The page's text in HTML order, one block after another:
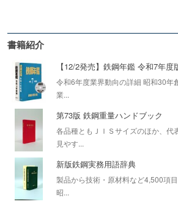
書籍紹介
【12/2発売】鉄鋼年鑑 令和7年度
令和6年度業界動向の詳細 昭和30年
業...
第73版 鉄鋼重量ハンドブック
各品種ともＪＩＳサイズのほか、代
見やす...
新版鉄鋼実務用語辞典
製品から技術・原材料など4,500項
昭...